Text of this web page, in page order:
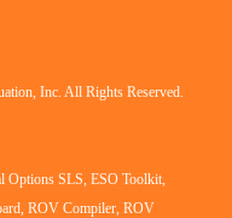
Inc. All Rights Reserved.
Options SLS, ESO Toolkit,
ROV Compiler, ROV